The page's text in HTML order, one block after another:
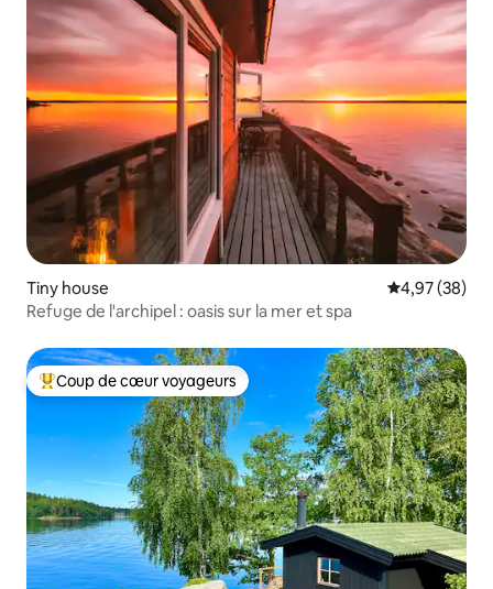
Tiny house Évaluation
4,97 (38)
Refuge de l'archipel : oasis sur la mer et spa
Coups de cœur voyageurs les plus appréciés
Coup de cœur voyageurs